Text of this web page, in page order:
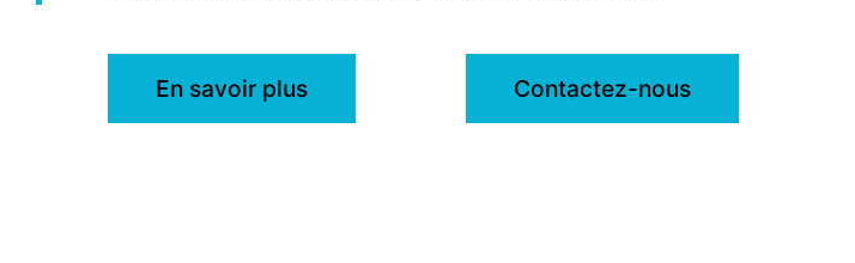
En savoir plus Contactez-nous